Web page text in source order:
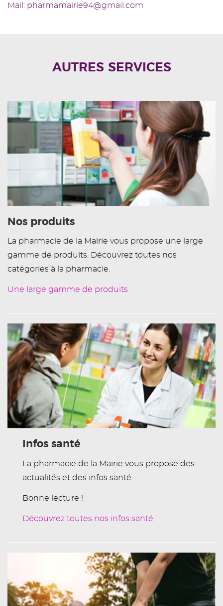
Mail: pharmamairie94@gmail.com
AUTRES SERVICES
Nos produits
La pharmacie de la Mairie vous propose une large
gamme de produits. Découvrez toutes nos
catégories à la pharmacie.
Une large gamme de produits
Infos santé
La pharmacie de la Mairie vous propose des
actualités et des infos santé.
Bonne lecture !
Découvrez toutes nos infos santé